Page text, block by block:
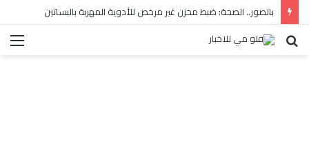
بالصور.. الصحة: ضبط مخزن غير مرخص للأدوية المهربة بالبساتين
بحث